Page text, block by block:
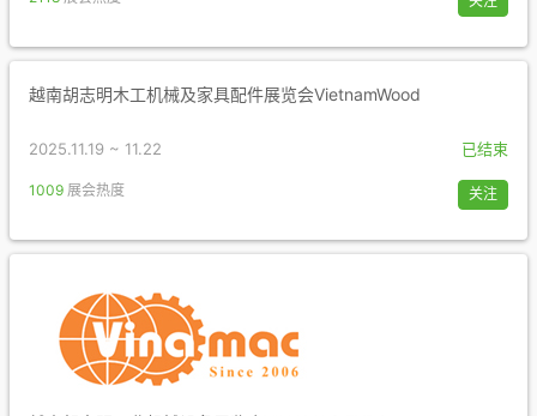
越南胡志明木工机械及家具配件展览会VietnamWood
2025.11.19 ~ 11.22 已结束
1009 展会热度 关注